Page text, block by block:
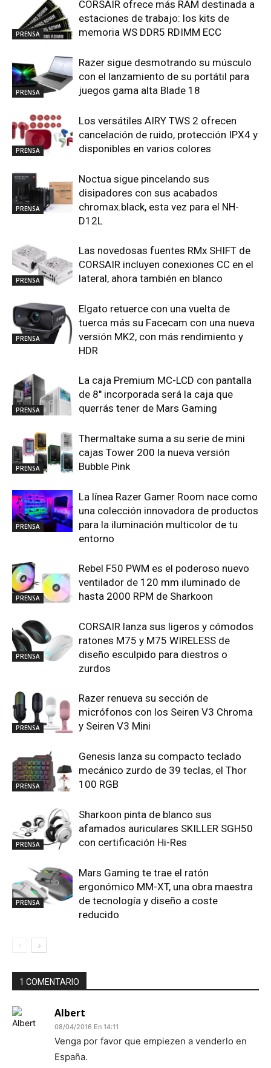
PRENSA
CORSAIR ofrece más RAM destinada a
estaciones de trabajo: los kits de
memoria WS DDR5 RDIMM ECC
PRENSA
Razer sigue desmotrando su músculo
con el lanzamiento de su portátil para
juegos gama alta Blade 18
PRENSA
Los versátiles AIRY TWS 2 ofrecen
cancelación de ruido, protección IPX4 y
disponibles en varios colores
PRENSA
Noctua sigue pincelando sus
disipadores con sus acabados
chromax.black, esta vez para el NH-
D12L
PRENSA
Las novedosas fuentes RMx SHIFT de
CORSAIR incluyen conexiones CC en el
lateral, ahora también en blanco
PRENSA
Elgato retuerce con una vuelta de
tuerca más su Facecam con una nueva
versión MK2, con más rendimiento y
HDR
PRENSA
La caja Premium MC-LCD con pantalla
de 8″ incorporada será la caja que
querrás tener de Mars Gaming
PRENSA
Thermaltake suma a su serie de mini
cajas Tower 200 la nueva versión
Bubble Pink
PRENSA
La línea Razer Gamer Room nace como
una colección innovadora de productos
para la iluminación multicolor de tu
entorno
PRENSA
Rebel F50 PWM es el poderoso nuevo
ventilador de 120 mm iluminado de
hasta 2000 RPM de Sharkoon
PRENSA
CORSAIR lanza sus ligeros y cómodos
ratones M75 y M75 WIRELESS de
diseño esculpido para diestros o
zurdos
PRENSA
Razer renueva su sección de
micrófonos con los Seiren V3 Chroma
y Seiren V3 Mini
PRENSA
Genesis lanza su compacto teclado
mecánico zurdo de 39 teclas, el Thor
100 RGB
PRENSA
Sharkoon pinta de blanco sus
afamados auriculares SKILLER SGH50
con certificación Hi-Res
PRENSA
Mars Gaming te trae el ratón
ergonómico MM-XT, una obra maestra
de tecnología y diseño a coste
reducido
1 COMENTARIO
Albert
08/04/2016 En 14:11
Venga por favor que empiezen a venderlo en
España.